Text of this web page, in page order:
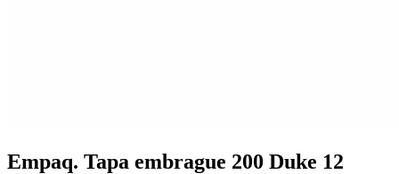
Empaq. Tapa embrague 200 Duke 12